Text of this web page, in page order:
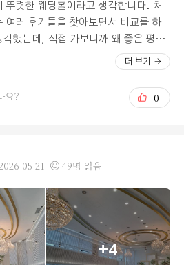
준비하실 수 있다는 것도 장점이 될
혼주 대기공간이나 락커룸이 협소하
간을 활용해서 보다 쾌적하게 개선되
를 많이 생각해주시고 계시는구나 싶었
한식류가 가장 괜찮았습니다. 웨딩홀
하게 생각하는 육회가 냉동 느낌 없이
국물도 정말 좋았어요. 그리고 시식하
안 남은 오펠리스에서의 본식이 기대
뚜렷한 웨딩홀이라고 생각합니다. 처
여러 후기들을 찾아보면서 비교를 하
각했는데, 직접 가보니까 왜 좋은 평가
니다. 서울역과 멀지 않고 교통이 편한
분들이 많을 경우 편리하게 이용 가능
도 주차 지원이 잘 되어 있어서 좋았어
층에 위치해 있어서 뷔페 통창 뷰가 굉
도 잘 들어와서 마음이 탁 트이는 기분
홀 특성상 지하나 저층에 위치한 곳들
는 높은 층에서 탁 트인 뷰를 볼 수 있
점인 것 같아요. 그리고 엘리베이터 속
겠다는 생각이 들었습니다. 또 단독홀
더 보기
요? 0
05-21 49명 읽음
+4